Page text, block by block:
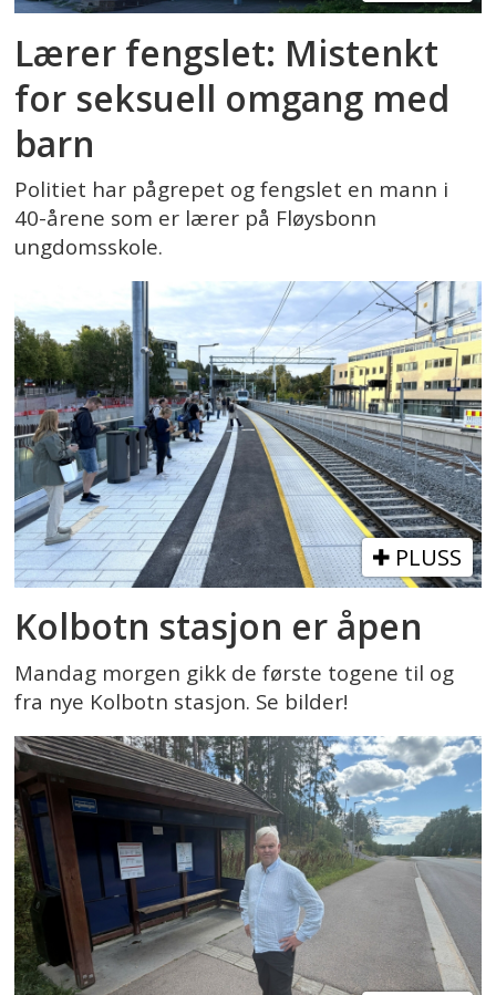
Lærer fengslet: Mistenkt
for seksuell omgang med
barn
Politiet har pågrepet og fengslet en mann i
40-årene som er lærer på Fløysbonn
ungdomsskole.
PLUSS
Kolbotn stasjon er åpen
Mandag morgen gikk de første togene til og
fra nye Kolbotn stasjon. Se bilder!